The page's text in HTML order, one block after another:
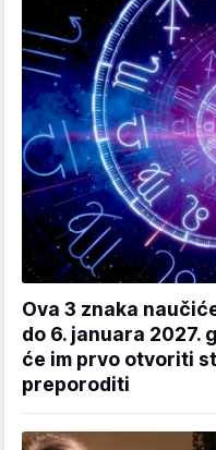
Ova 3 znaka
do 6. januara 2027.
će im prvo otvoriti
preporoditi